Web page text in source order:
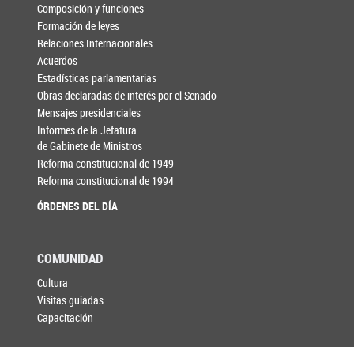
Composición y funciones
Formación de leyes
Relaciones Internacionales
Acuerdos
Estadísticas parlamentarias
Obras declaradas de interés por el Senado
Mensajes presidenciales
Informes de la Jefatura
de Gabinete de Ministros
Reforma constitucional de 1949
Reforma constitucional de 1994
ÓRDENES DEL DÍA
COMUNIDAD
Cultura
Visitas guiadas
Capacitación